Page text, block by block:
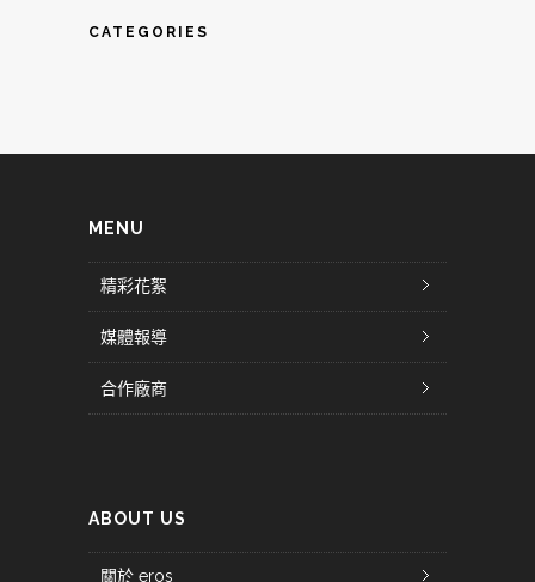
CATEGORIES
MENU
精彩花絮
媒體報導
合作廠商
ABOUT US
關於 eros